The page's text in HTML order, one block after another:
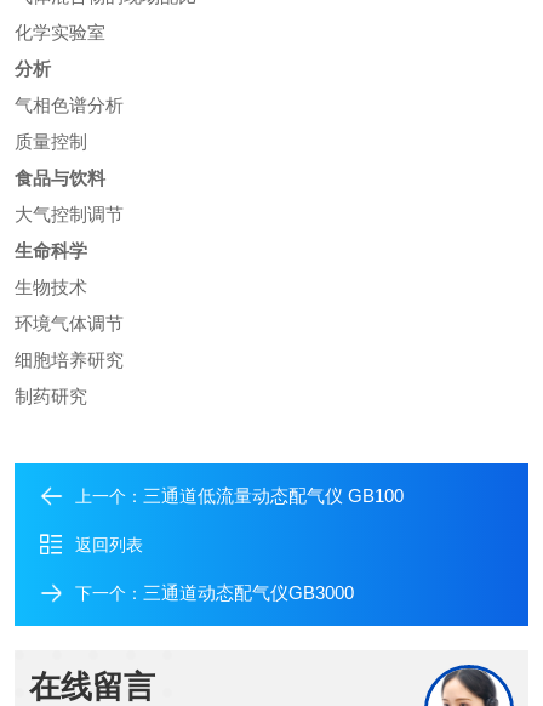
化学实验室
分析
气相色谱分析
质量控制
食品与饮料
大气控制调节
生命科学
生物技术
环境气体调节
细胞培养研究
制药研究
上一个： 三通道低流量动态配气仪 GB100
返回列表
下一个： 三通道动态配气仪GB3000
在线留言